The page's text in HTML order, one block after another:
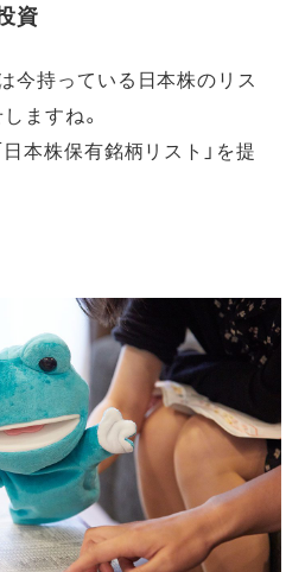
資
今持っている日本株のリス
ますね。
本株保有銘柄リスト」を提